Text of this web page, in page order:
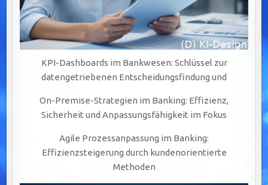
KPI-Dashboards im Bankwesen: Schlüssel zur
datengetriebenen Entscheidungsfindung und
On-Premise-Strategien im Banking: Effizienz,
Sicherheit und Anpassungsfähigkeit im Fokus
Agile Prozessanpassung im Banking:
Effizienzsteigerung durch kundenorientierte
Methoden